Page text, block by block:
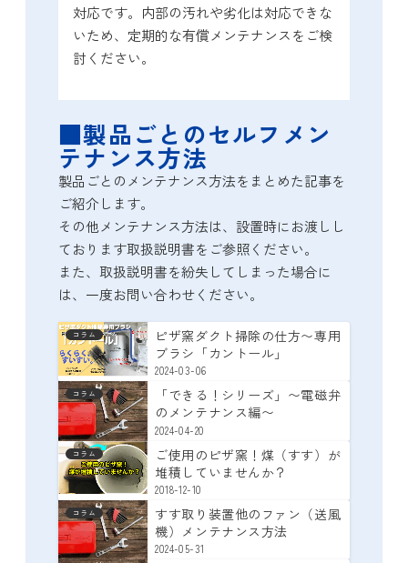
対応です。内部の汚れや劣化は対応できな
いため、定期的な有償メンテナンスをご検
討ください。
■製品ごとのセルフメン
テナンス方法
製品ごとのメンテナンス方法をまとめた記事を
ご紹介します。
その他メンテナンス方法は、設置時にお渡しし
ております取扱説明書をご参照ください。
また、取扱説明書を紛失してしまった場合に
は、一度お問い合わせください。
コラム
ピザ窯ダクト掃除の仕方〜専用
ブラシ「カントール」
2024-03-06
コラム
「できる！シリーズ」〜電磁弁
のメンテナンス編〜
2024-04-20
コラム
ご使用のピザ窯！煤（すす）が
堆積していませんか？
2018-12-10
コラム
すす取り装置他のファン（送風
機）メンテナンス方法
2024-05-31